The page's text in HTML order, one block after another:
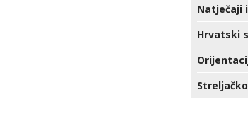
Natječaji
Hrvatski